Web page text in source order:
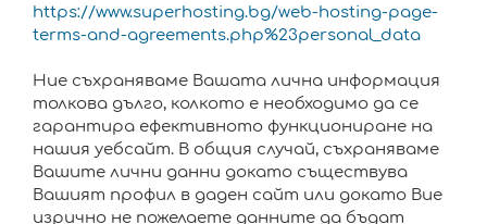
https://www.superhosting.bg/web-hosting-page-
terms-and-agreements.php%23personal_data
Ние съхраняваме Вашата лична информация
толкова дълго, колкото е необходимо да се
гарантира ефективното функциониране на
нашия уебсайт. В общия случай, съхраняваме
Вашите лични данни докато съществува
Вашият профил в даден сайт или докато Вие
изрично не пожелаете данните да бъдат